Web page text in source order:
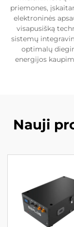
priemones,
elektroninės
visapusišką
sistemų
optimalų
energijos
Nauji